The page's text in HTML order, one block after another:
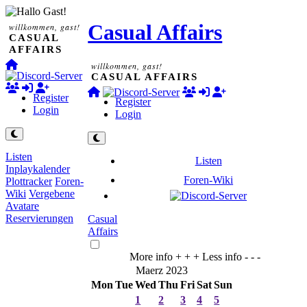
willkommen, gast!
CASUAL
AFFAIRS
Register
Login
Listen
Inplaykalender
Plottracker Foren-
Wiki Vergebene
Avatare
Reservierungen
Casual Affairs
willkommen, gast!
CASUAL AFFAIRS
Register
Login
Listen
Foren-Wiki
Casual
Affairs
More info + + + Less info - - -
Maerz 2023
Mon TueWed Thu FriSatSun
1
2 3 4
5